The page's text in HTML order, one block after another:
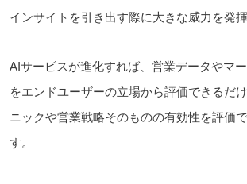
インサイトを引き出す際に大きな威力を発揮
AIサービスが進化すれば、営業データやマ
をエンドユーザーの立場から評価できるだ
ニックや営業戦略そのものの有効性を評価
す。